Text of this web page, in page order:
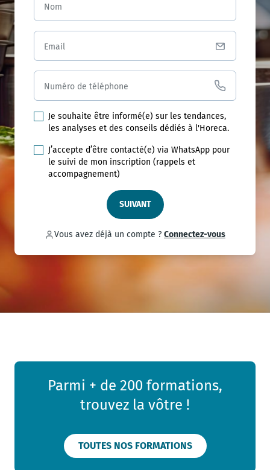
Nom
Email
Numéro de téléphone
Je souhaite être informé(e) sur les tendances,
les analyses et des conseils dédiés à l'Horeca.
J’accepte d’être contacté(e) via WhatsApp pour
le suivi de mon inscription (rappels et
accompagnement)
SUIVANT
Vous avez déjà un compte ? Connectez-vous
Parmi + de 200 formations,
trouvez la vôtre !
TOUTES NOS FORMATIONS